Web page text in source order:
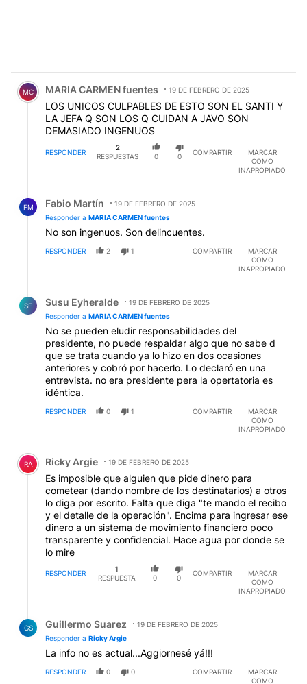
Comentario de MARIA CARMEN fuentes.
MC MARIA CARMEN fuentes 19 DE FEBRERO DE 2025
LOS UNICOS CULPABLES DE ESTO SON EL SANTI Y
LA JEFA Q SON LOS Q CUIDAN A JAVO SON
DEMASIADO INGENUOS
RESPONDER
2
RESPUESTAS
0 0
COMPARTIR
MARCAR
COMO
INAPROPIADO
FM Fabio Martín
19 DE FEBRERO DE 2025
Responder a MARIA CARMEN fuentes
No son ingenuos. Son delincuentes.
RESPONDER 2 1 COMPARTIR
MARCAR
COMO
INAPROPIADO
SE Susu Eyheralde
19 DE FEBRERO DE 2025
Responder a MARIA CARMEN fuentes
No se pueden eludir responsabilidades del
presidente, no puede respaldar algo que no sabe d
que se trata cuando ya lo hizo en dos ocasiones
anteriores y cobró por hacerlo. Lo declaró en una
entrevista. no era presidente pera la opertatoria es
idéntica.
RESPONDER 0 1 COMPARTIR
MARCAR
COMO
INAPROPIADO
Comentario de Ricky Argie.
RA Ricky Argie 19 DE FEBRERO DE 2025
Es imposible que alguien que pide dinero para
cometear (dando nombre de los destinatarios) a otros
lo diga por escrito. Falta que diga "te mando el recibo
y el detalle de la operación". Encima para ingresar ese
dinero a un sistema de movimiento financiero poco
transparente y confidencial. Hace agua por donde se
lo mire
RESPONDER
1
RESPUESTA
0 0
COMPARTIR
MARCAR
COMO
INAPROPIADO
GS Guillermo Suarez
19 DE FEBRERO DE 2025
Responder a Ricky Argie
La info no es actual...Aggiornesé yá!!!
RESPONDER 0 0 COMPARTIR
MARCAR
COMO